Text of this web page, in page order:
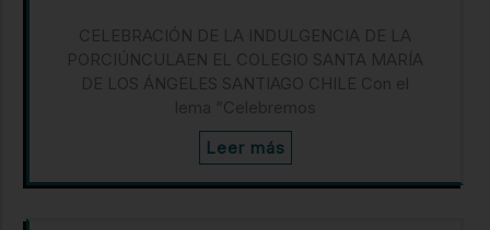
CELEBRACIÓN DE LA INDULGENCIA DE LA
PORCIÚNCULAEN EL COLEGIO SANTA MARÍA
DE LOS ÁNGELES SANTIAGO CHILE Con el
lema “Celebremos
Leer más